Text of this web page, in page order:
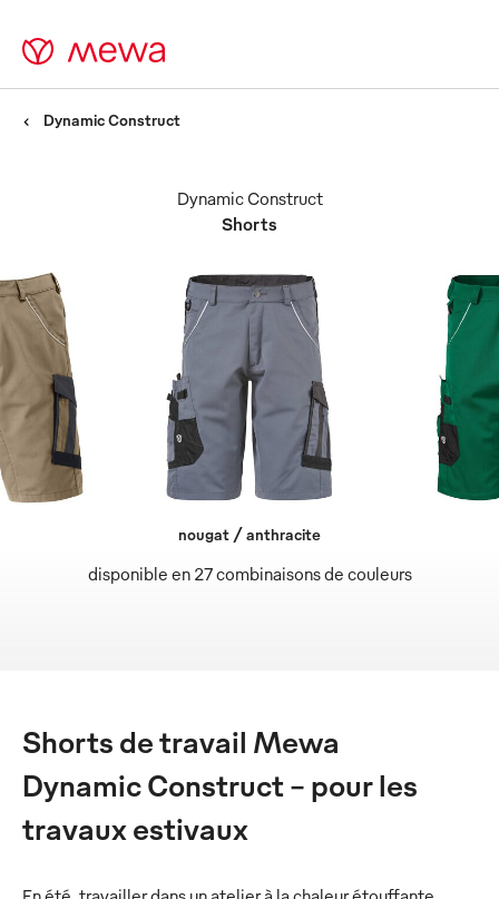
Dynamic Construct
Shorts
Dynamic Construct
disponible en 27 combinaisons de couleurs
nougat / anthracite
Shorts de travail Mewa
Dynamic Construct – pour les
travaux estivaux